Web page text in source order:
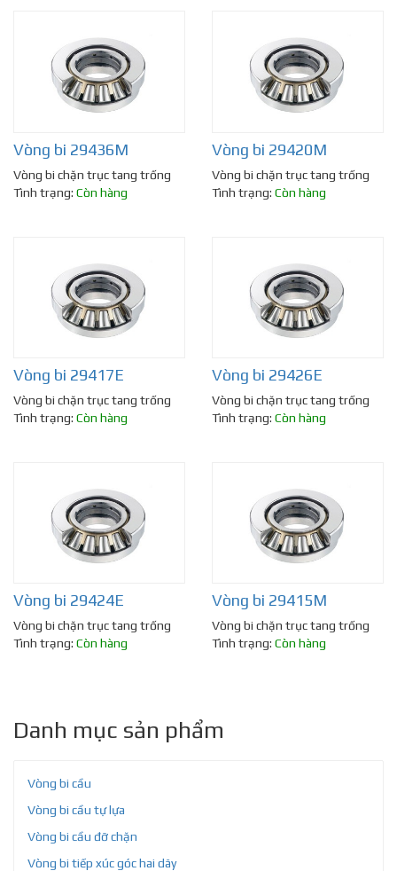
Vòng bi 29436M
Vòng bi chặn trục tang trống
Tình trạng: Còn hàng
Vòng bi 29420M
Vòng bi chặn trục tang trống
Tình trạng: Còn hàng
Vòng bi 29417E
Vòng bi chặn trục tang trống
Tình trạng: Còn hàng
Vòng bi 29426E
Vòng bi chặn trục tang trống
Tình trạng: Còn hàng
Vòng bi 29424E
Vòng bi chặn trục tang trống
Tình trạng: Còn hàng
Vòng bi 29415M
Vòng bi chặn trục tang trống
Tình trạng: Còn hàng
Danh mục sản phẩm
Vòng bi cầu
Vòng bi cầu tự lựa
Vòng bi cầu đỡ chặn
Vòng bi tiếp xúc góc hai dãy